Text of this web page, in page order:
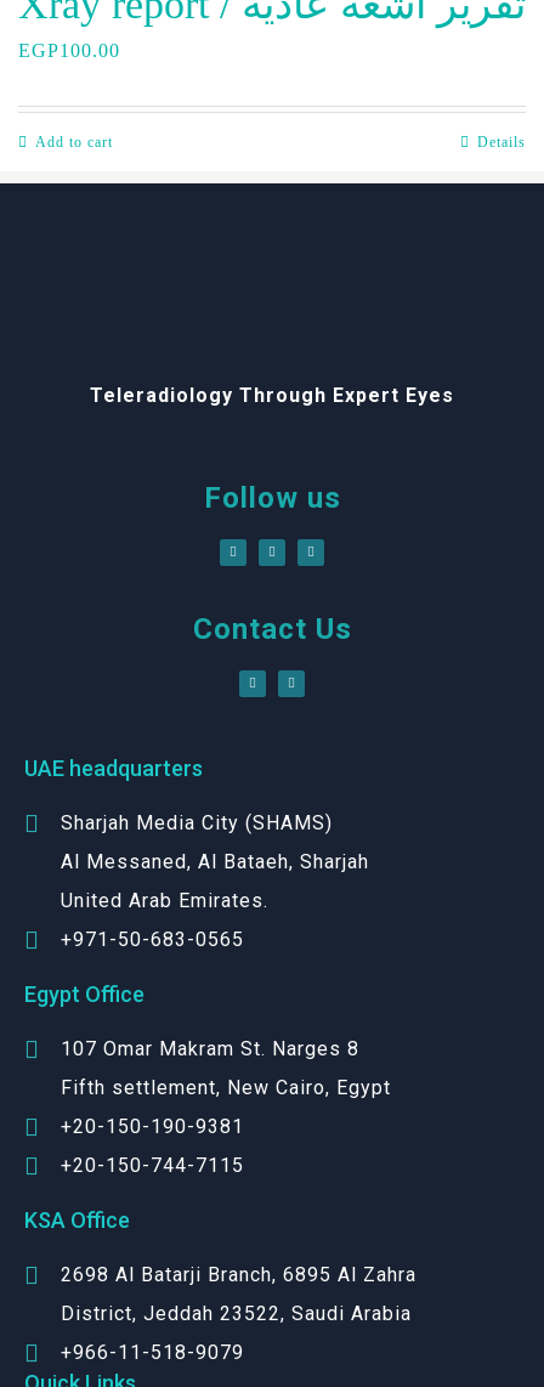
EGP100.00
Add to cart Details
Teleradiology Through Expert Eyes
Follow us
Contact Us
UAE headquarters
Sharjah Media City (SHAMS)
Al Messaned, Al Bataeh, Sharjah
United Arab Emirates.
+971-50-683-0565
Egypt Office
107 Omar Makram St. Narges 8
Fifth settlement, New Cairo, Egypt
+20-150-190-9381
+20-150-744-7115
KSA Office
2698 Al Batarji Branch, 6895 Al Zahra
District, Jeddah 23522, Saudi Arabia
+966-11-518-9079‬